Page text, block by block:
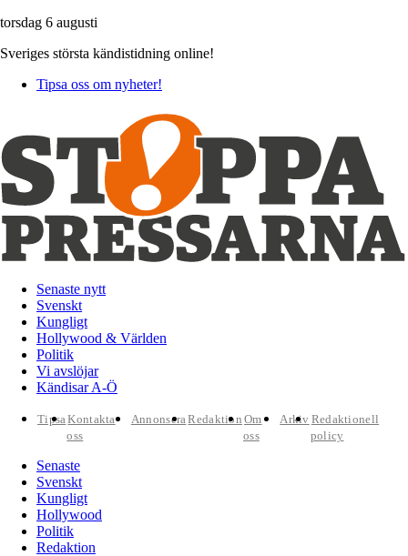
torsdag 6 augusti
Sveriges största kändistidning online!
Tipsa oss om nyheter!
Senaste nytt
Svenskt
Kungligt
Hollywood & Världen
Politik
Vi avslöjar
Kändisar A-Ö
TipsaKontakta
oss
AnnonseraRedaktion Om
oss
Arkiv Redaktionell
policy
Senaste
Svenskt
Kungligt
Hollywood
Politik
Redaktion